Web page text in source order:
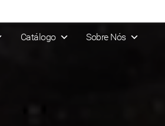
Catálogo Sobre Nós